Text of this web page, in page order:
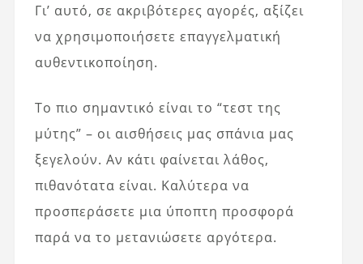
Γι’ αυτό, σε ακριβότερες αγορές, αξίζει
να χρησιμοποιήσετε επαγγελματική
αυθεντικοποίηση.
Το πιο σημαντικό είναι το “τεστ της
μύτης” – οι αισθήσεις μας σπάνια μας
ξεγελούν. Αν κάτι φαίνεται λάθος,
πιθανότατα είναι. Καλύτερα να
προσπεράσετε μια ύποπτη προσφορά
παρά να το μετανιώσετε αργότερα.